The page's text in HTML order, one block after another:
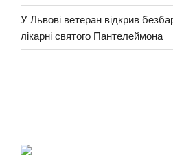
У Львові ветеран відкрив
лікарні святого Пантелеймона